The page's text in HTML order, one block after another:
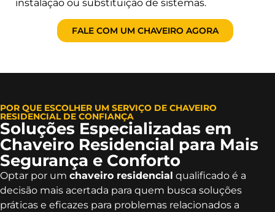
instalação ou substituição de sistemas.
FALE COM UM CHAVEIRO AGORA
POR QUE ESCOLHER UM SERVIÇO DE CHAVEIRO
RESIDENCIAL DE CONFIANÇA
Soluções Especializadas em
Chaveiro Residencial para Mais
Segurança e Conforto
Optar por um chaveiro residencial qualificado é a
decisão mais acertada para quem busca soluções
práticas e eficazes para problemas relacionados a